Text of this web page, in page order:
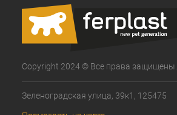
Copyright 2024 © Все права защищены.
Зеленоградская улица, 39к1, 125475